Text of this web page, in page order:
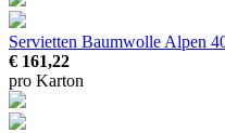
Servietten Baumwolle Alpen
€ 161,22
pro Karton